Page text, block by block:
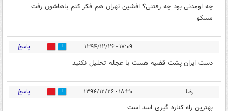
چه اومدنی بود چه رفتنی؟ افشین تهران هم فکر کنم باهاشون رفت
مسکو
۱۷:۰۹ - ۱۳۹۴/۱۲/۲۶ 0 پاسخ
دست ایران پشت قضیه هست با عجله تحلیل نکنید
رضا ۱۸:۳۰ - ۱۳۹۴/۱۲/۲۶ 0 پاسخ
بهترین راه کناره گیری اسد است